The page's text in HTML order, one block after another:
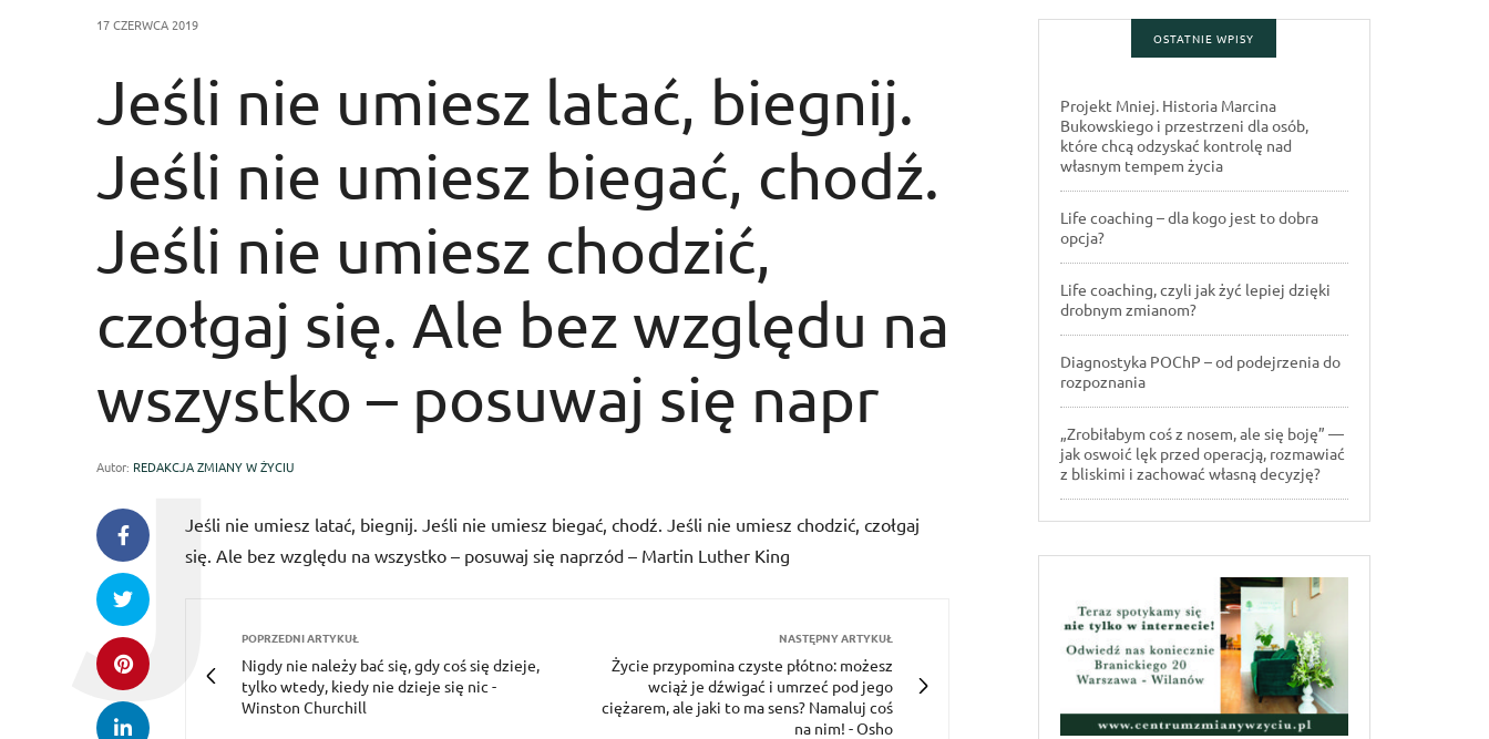
17 CZERWCA 2019
Jeśli nie umiesz latać, biegnij.
Jeśli nie umiesz biegać, chodź.
Jeśli nie umiesz chodzić,
czołgaj się. Ale bez względu na
wszystko – posuwaj się napr
Autor: REDAKCJA ZMIANY W ŻYCIU
Jeśli nie umiesz latać, biegnij. Jeśli nie umiesz biegać, chodź. Jeśli nie umiesz chodzić, czołgaj
się. Ale bez względu na wszystko – posuwaj się naprzód – Martin Luther King
POPRZEDNI ARTYKUŁ
Nigdy nie należy bać się, gdy coś się dzieje,
tylko wtedy, kiedy nie dzieje się nic -
Winston Churchill
NASTĘPNY ARTYKUŁ
Życie przypomina czyste płótno: możesz
wciąż je dźwigać i umrzeć pod jego
ciężarem, ale jaki to ma sens? Namaluj coś
na nim! - Osho
OSTATNIE WPISY
Projekt Mniej. Historia Marcina
Bukowskiego i przestrzeni dla osób,
które chcą odzyskać kontrolę nad
własnym tempem życia
Life coaching – dla kogo jest to dobra
opcja?
Life coaching, czyli jak żyć lepiej dzięki
drobnym zmianom?
Diagnostyka POChP – od podejrzenia do
rozpoznania
„Zrobiłabym coś z nosem, ale się boję” —
jak oswoić lęk przed operacją, rozmawiać
z bliskimi i zachować własną decyzję?